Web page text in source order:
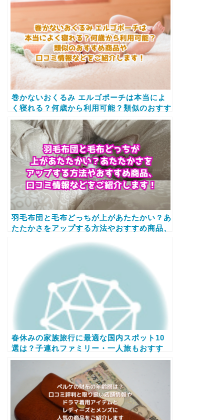
巻かないおくるみ エルゴポーチは本当によ
く寝れる？何歳から利用可能？類似のおすす
め商品や口コミ情報などをご紹介します！
羽毛布団と毛布どっちが上があたたかい？あ
たたかさをアップする方法やおすすめ商品、
春休みの家族旅行に最適な国内スポット10
選は？子連れファミリー・一人旅もおすす
め！な人気スポットをクチコミ情報を踏まえ